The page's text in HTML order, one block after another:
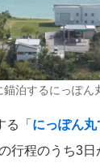
錨泊するにっぽん
「 にっぽん
行程のうち3